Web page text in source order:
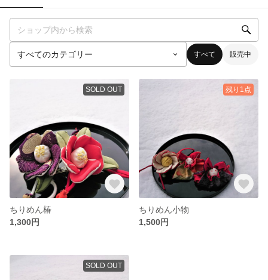
すべて 販売中
SOLD OUT
ちりめん椿
1,300円
残り1点
ちりめん小物
1,500円
SOLD OUT